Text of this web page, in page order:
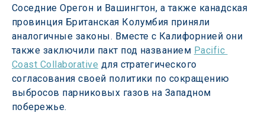
Соседние Орегон и Вашингтон, а также канадская
провинция Британская Колумбия приняли
аналогичные законы. Вместе с Калифорнией они
также заключили пакт под названием Pacific
Coast Collaborative для стратегического
согласования своей политики по сокращению
выбросов парниковых газов на Западном
побережье.